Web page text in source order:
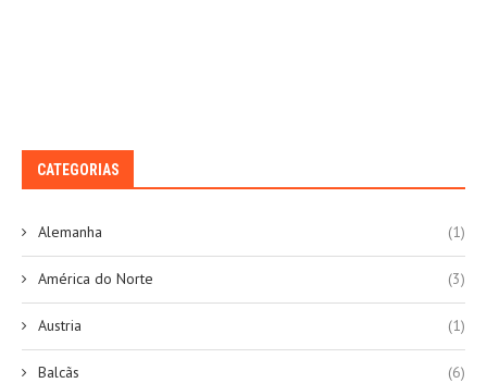
CATEGORIAS
Alemanha (1)
América do Norte (3)
Austria (1)
Balcãs (6)